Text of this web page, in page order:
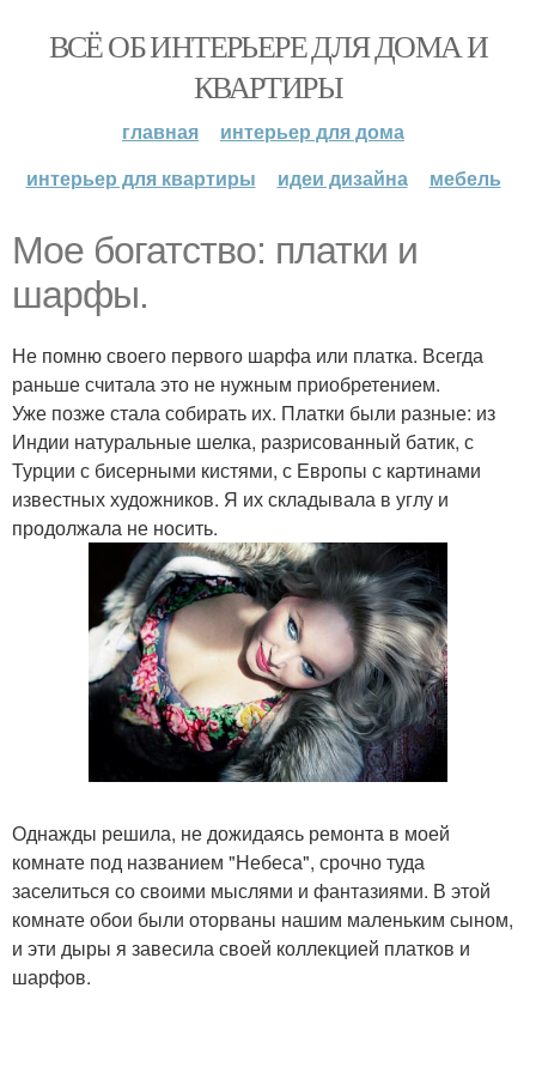
ВСЁ ОБ ИНТЕРЬЕРЕ ДЛЯ ДОМА И
КВАРТИРЫ
главная
интерьер для дома
интерьер для квартиры
идеи дизайна мебель
Мое богатство: платки и
шарфы.
Не помню своего первого шарфа или платка. Всегда
раньше считала это не нужным приобретением.
Уже позже стала собирать их. Платки были разные: из
Индии натуральные шелка, разрисованный батик, с
Турции с бисерными кистями, с Европы с картинами
известных художников. Я их складывала в углу и
продолжала не носить.
Однажды решила, не дожидаясь ремонта в моей
комнате под названием "Небеса", срочно туда
заселиться со своими мыслями и фантазиями. В этой
комнате обои были оторваны нашим маленьким сыном,
и эти дыры я завесила своей коллекцией платков и
шарфов.